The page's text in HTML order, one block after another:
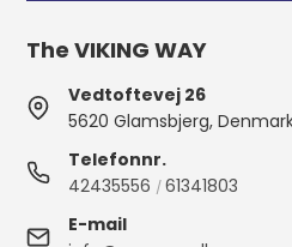
The VIKING WAY
Vedtoftevej 26
5620 Glamsbjerg,
Telefonnr.
42435556 /61341803
E-mail